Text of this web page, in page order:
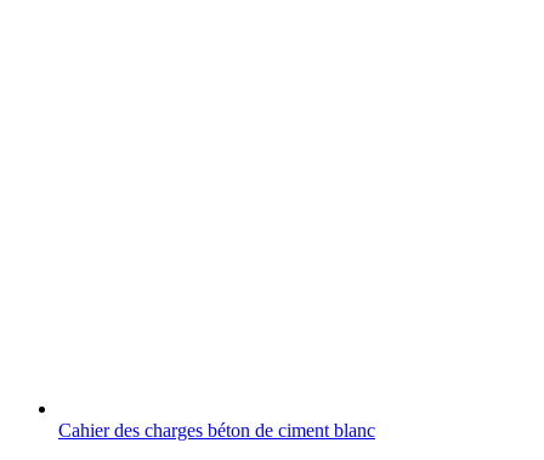
Cahier des charges béton de ciment blanc